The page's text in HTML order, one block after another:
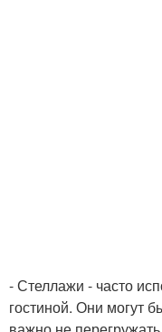
- Стеллажи - часто
гостиной. Они могут